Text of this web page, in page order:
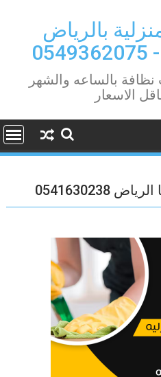
بالرياض
نظافة بالساعه والشهر
الاسعار